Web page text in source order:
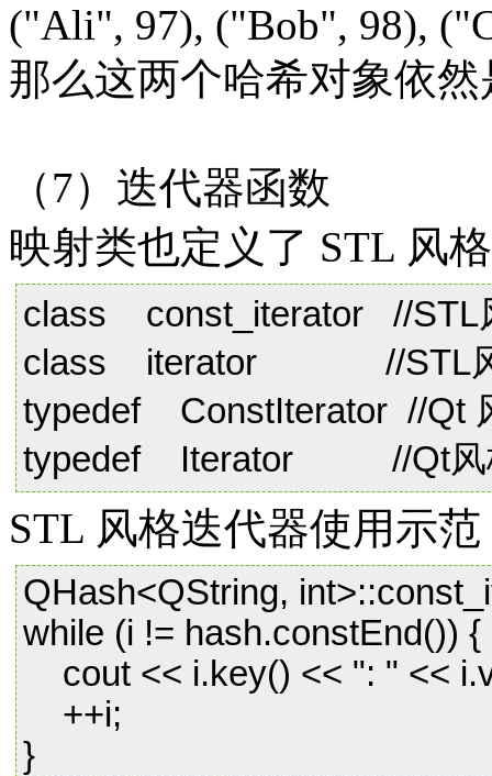
("Ali", 97), ("Bob", 98),
那么这两个哈希对象依
（7）迭代器函数
映射类也定义了 STL 风
class const_iterator //STL
class iterator //STL风
typedef ConstIterator //Qt
typedef Iterator //Qt风
STL 风格迭代器使用示范
QHash<QString,
while (i != hash.constEnd()) {
cout << i.key() << ": " <<
++i;
}